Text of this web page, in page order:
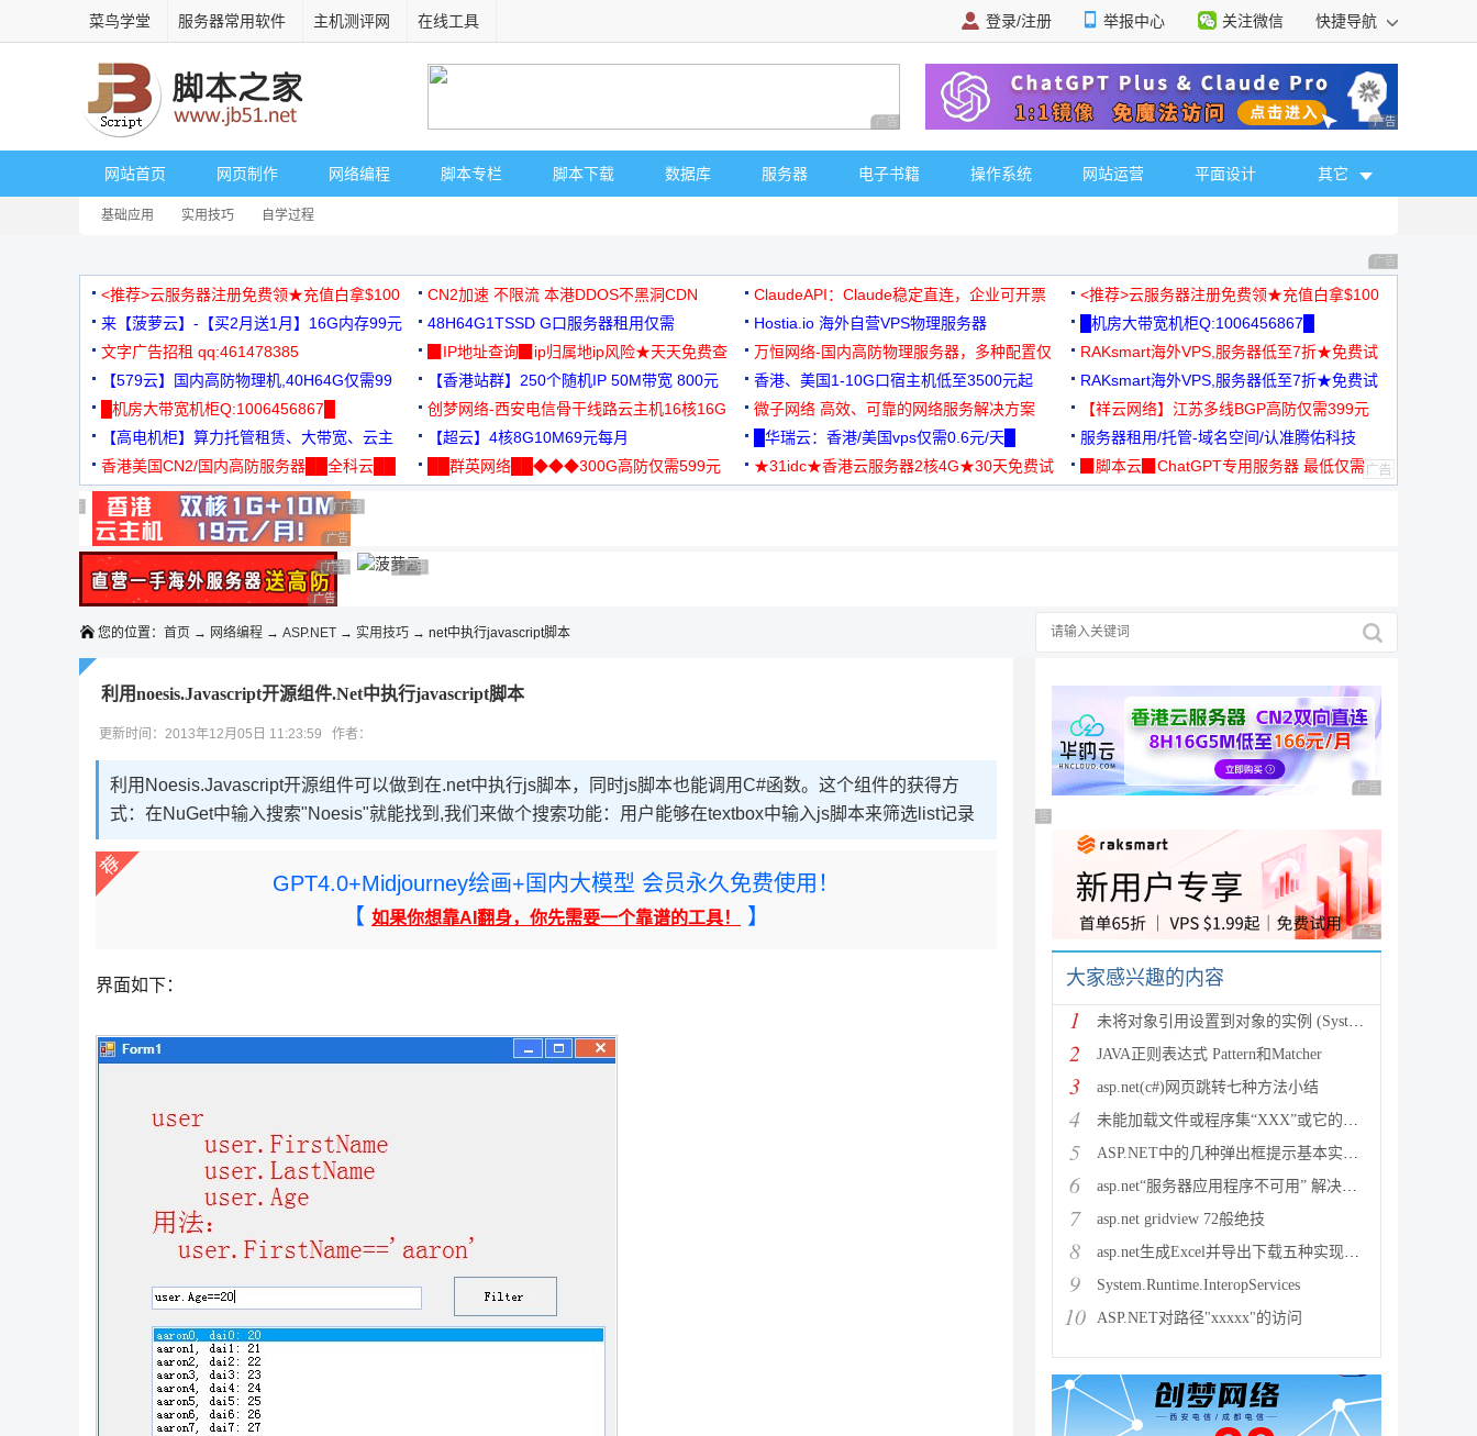
菜鸟学堂 服务器常用软件 主机测评网 在线工具 登录/注册 举报中心 关注微信 快捷导航
广告 商业广告，理性选择 广告 商业广告，理
网站首页 网页制作 网络编程 脚本专栏 脚本下载 数据库 服务器 电子书籍 操作系统 网站运营 平面设计 其它
基础应用 实用技巧 自学过程
广告 商业广告，理
<推荐>云服务器注册免费领★充值白拿$100 CN2加速 不限流 本港DDOS不黑洞CDN ClaudeAPI：Claude稳定直连，企业可开票
<推荐>云服务器注册免费领★充值白拿$100
来【菠萝云】-【买2月送1月】16G内存99元
48H64G1TSSD G口服务器租用仅需
3000+可免费测试
Hostia.io 海外自营VPS物理服务器
█机房大带宽机柜Q:1006456867█
文字广告招租 qq:461478385
▉IP地址查询▉ip归属地ip风险★天天免费查
万恒网络-国内高防物理服务器，多种配置仅
99元/月起
RAKsmart海外VPS,服务器低至7折★免费试
用★
【579云】国内高防物理机,40H64G仅需99
元
【香港站群】250个随机IP 50M带宽 800元 香港、美国1-10G口宿主机低至3500元起
RAKsmart海外VPS,服务器低至7折★免费试
用★
█机房大带宽机柜Q:1006456867█
创梦网络-西安电信骨干线路云主机16核16G
88元/月
微子网络 高效、可靠的网络服务解决方案
【祥云网络】江苏多线BGP高防仅需399元
【高电机柜】算力托管租赁、大带宽、云主
机
【超云】4核8G10M69元每月 █华瑞云：香港/美国vps仅需0.6元/天█
服务器租用/托管-域名空间/认准腾佑科技
香港美国CN2/国内高防服务器██全科云██
██群英网络██◆◆◆300G高防仅需599元
★31idc★香港云服务器2核4G★30天免费试
▉脚本云▉ChatGPT专用服务器 最低仅需
广告 商业广告，理性选择
广告 商业广告，理性选择
广告 商业广告，理性选择
广告 商业广告，理性选择
广告 商业广告，理性选择
广告 商业广告，理性选择
广告 商业广告，理性选择
广告 商业广告，理性选择广告 商业广告，理性选择
广告 商业广告，理性选择
您的位置： 首页 → 网络编程 → ASP.NET → 实用技巧 → net中执行javascript脚本
利用noesis.Javascript开源组件.Net中执行javascript脚本
更新时间：2013年12月05日 11:23:59 作者：
利用Noesis.Javascript开源组件可以做到在.net中执行js脚本，同时js脚本也能调用C#函数。这个组件的获得方
式：在NuGet中输入搜索"Noesis"就能找到,我们来做个搜索功能：用户能够在textbox中输入js脚本来筛选list记录
GPT4.0+Midjourney绘画+国内大模型 会员永久免费使用！
【 如果你想靠AI翻身，你先需要一个靠谱的工具！ 】
界面如下：
广告 商业广告，理性
广告 商业广告，理性选择
广告 商业广告，理性
大家感兴趣的内容
1 未将对象引用设置到对象的实例 (System.NullRef
2 JAVA正则表达式 Pattern和Matcher
3 asp.net(c#)网页跳转七种方法小结
4 未能加载文件或程序集“XXX”或它的某一个依赖项。试图加载格
5 ASP.NET中的几种弹出框提示基本实现方法
6 asp.net“服务器应用程序不可用” 解决方法
7 asp.net gridview 72般绝技
8 asp.net生成Excel并导出下载五种实现方法
9 System.Runtime.InteropServices
10 ASP.NET对路径"xxxxx"的访问